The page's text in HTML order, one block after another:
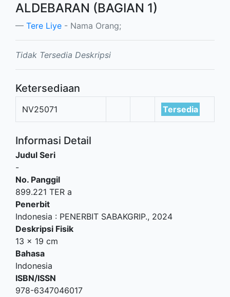
ALDEBARAN (BAGIAN 1)
Tere Liye - Nama Orang;
Tidak Tersedia Deskripsi
Ketersediaan
NV25071 Tersedia
Informasi Detail
Judul Seri
-
No. Panggil
899.221 TER a
Penerbit
Indonesia : PENERBIT SABAKGRIP., 2024
Deskripsi Fisik
13 x 19 cm
Bahasa
Indonesia
ISBN/ISSN
978-6347046017